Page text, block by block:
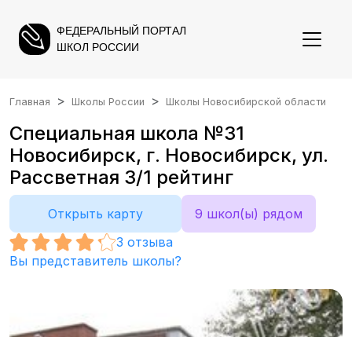
ФЕДЕРАЛЬНЫЙ ПОРТАЛ
ШКОЛ РОССИИ
Главная Школы России Школы Новосибирской области
Специальная школа №31
Новосибирск, г. Новосибирск, ул.
Рассветная 3/1 рейтинг
Открыть карту
9 школ(ы) рядом
3 отзыва
Вы представитель школы?